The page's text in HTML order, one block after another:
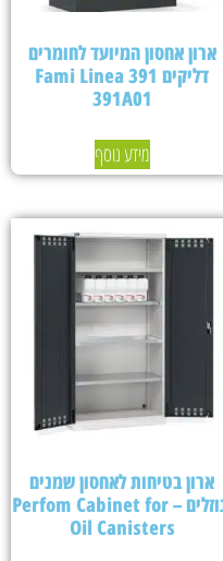
ארון אחסון המיועד לחומרים
דליקים Fami Linea 391
391A01
מידע נוסף
ארון בטיחות לאחסון שמנים
ונוזלים – Perfom Cabinet for
Oil Canisters